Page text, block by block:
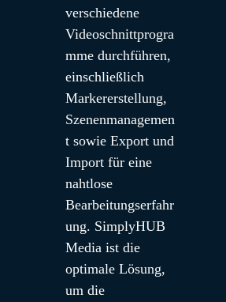
verschiedene
Videoschnittprogra
mme durchführen,
einschließlich
Markererstellung,
Szenenmanagemen
t sowie Export und
Import für eine
nahtlose
Bearbeitungserfahr
ung. SimplyHUB
Media ist die
optimale Lösung,
um die